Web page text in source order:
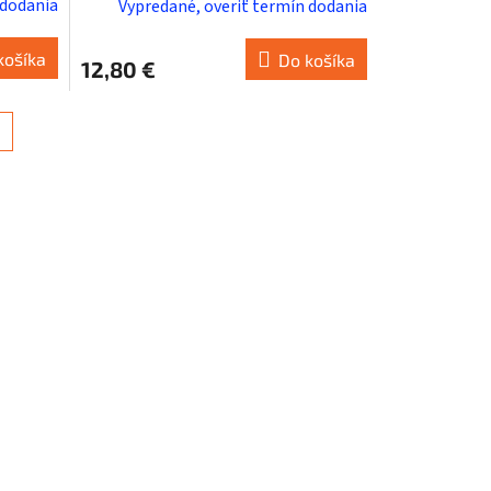
Vypredané, overiť termín dodania
12,80 € Do košíka